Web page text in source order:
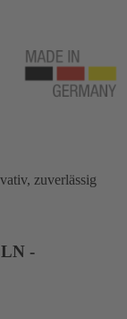
zuverlässig
-